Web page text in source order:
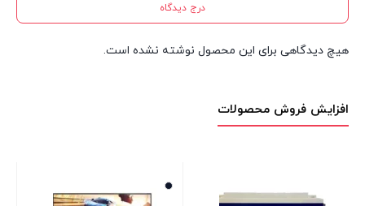
درج دیدگاه
هیچ دیدگاهی برای این محصول نوشته نشده است.
افزایش فروش محصولات